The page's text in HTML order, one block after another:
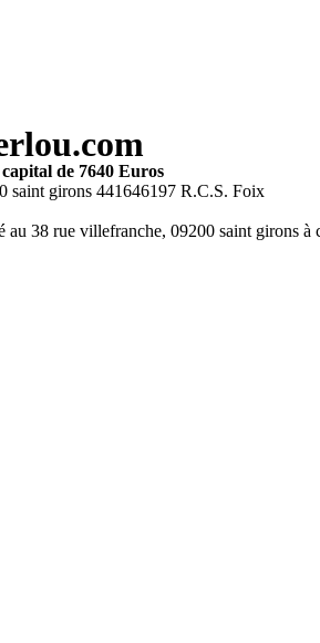
de 7640 Euros
saint girons 441646197 R.C.S. Foix
au 38 rue villefranche, 09200 saint girons à